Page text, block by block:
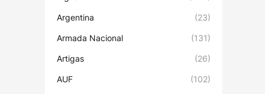
Argentina (23)
Armada Nacional (131)
Artigas (26)
AUF (102)